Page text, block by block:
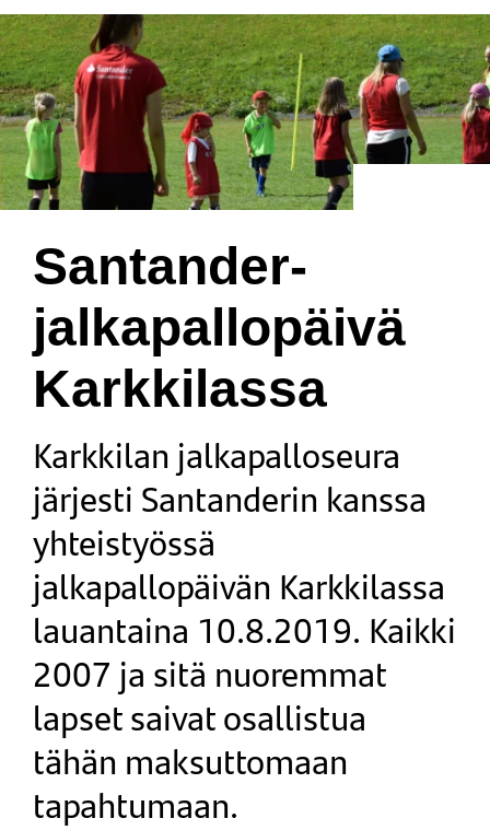
Santander-
jalkapallopäivä
Karkkilassa
Karkkilan jalkapalloseura
järjesti Santanderin kanssa
yhteistyössä
jalkapallopäivän Karkkilassa
lauantaina 10.8.2019. Kaikki
2007 ja sitä nuoremmat
lapset saivat osallistua
tähän maksuttomaan
tapahtumaan.